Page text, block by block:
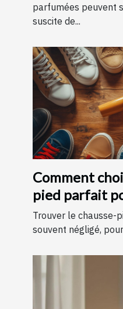
parfumées peuvent
suscite de...
Comment
pied parfait
de chaussure
Trouver le chausse-
souvent négligé,